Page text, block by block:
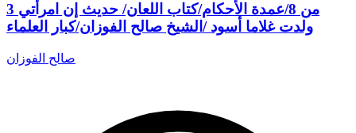
3 من 8/عمدة الأحكام/كتاب اللعان/ حديث إن امرأتي
ولدت غلاما أسود /الشيخ صالح الفوزان/كبار العلماء
صالح الفوزان